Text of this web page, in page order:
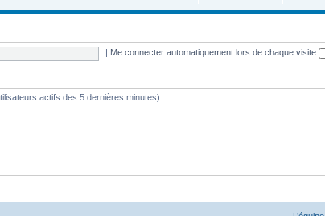
Me connecter automatiquement lors de chaque visite
actifs des 5 dernières minutes)